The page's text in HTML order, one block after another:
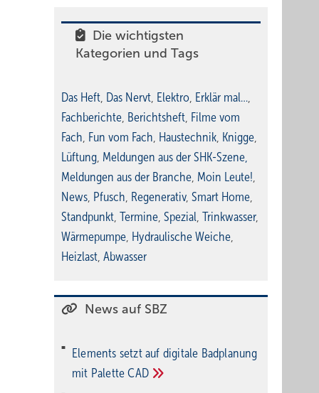
Die wichtigsten
Kategorien und Tags
Das Heft, Das Nervt, Elektro, Erklär mal…,
Fachberichte, Berichtsheft, Filme vom
Fach, Fun vom Fach, Haustechnik, Knigge,
Lüftung, Meldungen aus der SHK-Szene,
Meldungen aus der Branche, Moin Leute!,
News, Pfusch, Regenerativ, Smart Home,
Standpunkt, Termine, Spezial, Trinkwasser,
Wärmepumpe, Hydraulische Weiche,
Heizlast, Abwasser
News auf SBZ
Elements setzt auf di­gi­ta­le Bad­pla­nung
mit PaletteCAD